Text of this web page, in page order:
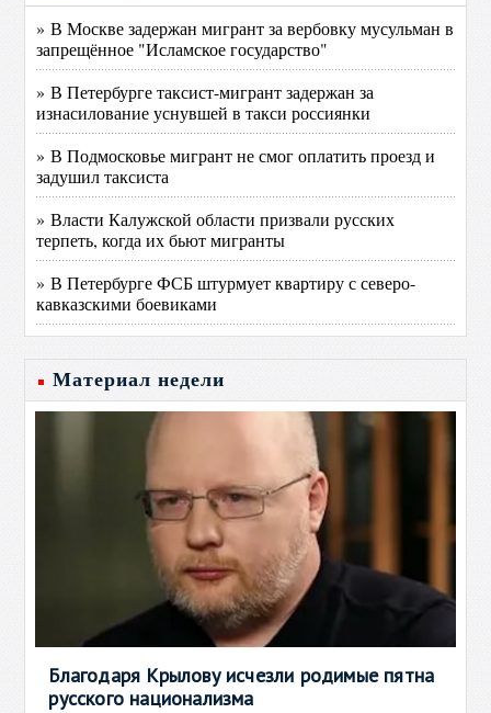
» В Москве задержан мигрант за вербовку мусульман в
запрещённое "Исламское государство"
» В Петербурге таксист-мигрант задержан за
изнасилование уснувшей в такси россиянки
» В Подмосковье мигрант не смог оплатить проезд и
задушил таксиста
» Власти Калужской области призвали русских
терпеть, когда их бьют мигранты
» В Петербурге ФСБ штурмует квартиру с северо-
кавказскими боевиками
Материал недели
Благодаря Крылову исчезли родимые пятна
русского национализма